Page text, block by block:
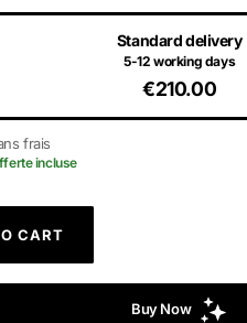
Standard delivery
5-12 working days
€210.00
frais
incluse
CART